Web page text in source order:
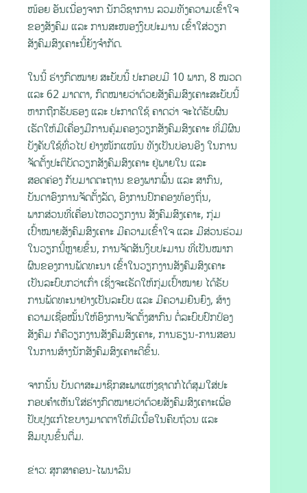
ໜ້ອຍ ອັນເນື່ອງຈາກ ນັກວິຊາການ ລວມທັງຄວາມເຂົ້າໃຈ
ຂອງສັງຄົມ ແລະ ການສະໜອງງົບປະມານ ເຂົ້າໃສ່ວຽກ
ສັງຄົມສົງເຄາະນີ້ຍັງຈຳກັດ.
ໃນນີ້ ຮ່າງກົດໝາຍ ສະບັບນີ້ ປະກອບມີ 10 ພາກ, 8 ໝວດ
ແລະ 62 ມາດຕາ, ກົດໝາຍວ່າດ້ວຍສັງຄົມສົງເຄາະສະບັບນີ້
ຫາກຖືກຮັບຮອງ ແລະ ປະກາດໃຊ້ ຄາດວ່າ ຈະໄດ້ຮັບຜົນ
ເຮັດໃຫ້ມີເຄື່ອງມືການຄຸ້ມຄອງວຽກສັງຄົມສົງເຄາະ ທີ່ມີຜົນ
ບັງຄັບໃຊ້ທົ່ວໄປ ຢ່າງໜັກແໜ້ນ ທັງເປັນບ່ອນອີງ ໃນການ
ຈັດຕັ້ງປະຕິບັດວຽກສັງຄົມສົງເຄາະ ຢູ່ພາຍໃນ ແລະ
ສອດຄ່ອງ ກັບມາດຕະຖານ ຂອງພາກພື້ນ ແລະ ສາກົນ,
ບັນດາອົງການຈັດຕັ້ງລັດ, ອົງການປົກຄອງທ້ອງຖິ່ນ,
ພາກສ່ວນທີ່ເຄື່ອນໄຫວວຽກງານ ສັງຄົມສົງເຄາະ, ກຸ່ມ
ເປົ້າໝາຍສັງຄົມສົງເຄາະ ມີຄວາມເຂົ້າໃຈ ແລະ ມີສ່ວນຮ່ວມ
ໃນວຽກນີ້ຫຼາຍຂຶ້ນ, ການຈັດສັນງົບປະມານ ທີ່ເປັນໝາກ
ຜົນຂອງການພັດທະນາ ເຂົ້າໃນວຽກງານສັງຄົມສົງເຄາະ
ເປັນລະບົບກວ່າເກົ່າ ເຊິ່ງຈະເຮັດໃຫ້ກຸ່ມເປົ້າໝາຍ ໄດ້ຮັບ
ການພັດທະນາຢ່າງເປັນລະບົບ ແລະ ມີຄວາມຍືນຍົງ, ສ້າງ
ຄວາມເຊື່ອໝັ້ນໃຫ້ອົງການຈັດຕັ້ງສາກົນ ຕໍ່ລະບົບປົກປ້ອງ
ສັງຄົມ ກໍຄືວຽກງານສັງຄົມສົງເຄາະ, ການຮຽນ-ການສອນ
ໃນການສ້າງນັກສັງຄົມສົງເຄາະດີຂຶ້ນ.
ຈາກນັ້ນ ບັນດາສະມາຊິກສະພາແຫ່ງຊາດກໍໄດ້ສຸມໃສ່ປະ
ກອບຄໍາເຫັນໃສ່ຮ່າງກົດໝາຍວ່າດ້ວຍສັງຄົມສົງເຄາະເພື່ອ
ປັບປຸງແກ້ໄຂບາງມາດຕາໃຫ້ມີເນື້ອໃນຄົບຖ້ວນ ແລະ
ສົມບູນຂຶ້ນຕື່ມ.
ຂ່າວ: ສຸກສາຄອນ-ໄພນາລິນ